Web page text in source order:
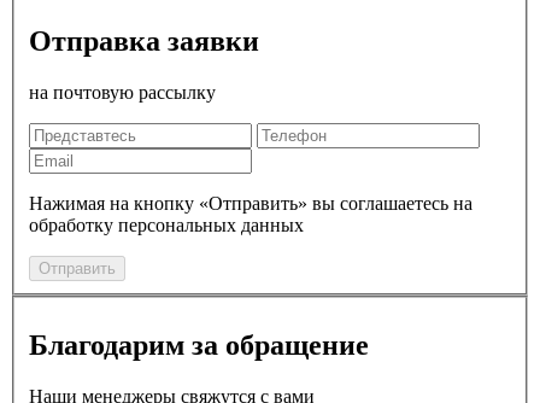
Отправка заявки
на почтовую рассылку
Нажимая на кнопку «Отправить» вы соглашаетесь на
обработку персональных данных
Отправить
Благодарим за обращение
Наши менеджеры свяжутся с вами